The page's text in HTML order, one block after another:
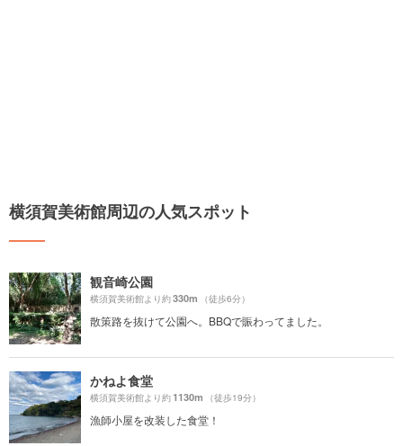
横須賀美術館周辺の人気スポット
観音崎公園
横須賀美術館より約330m （徒歩6分）
散策路を抜けて公園へ。BBQで賑わってました。
かねよ食堂
横須賀美術館より約1130m （徒歩19分）
漁師小屋を改装した食堂！